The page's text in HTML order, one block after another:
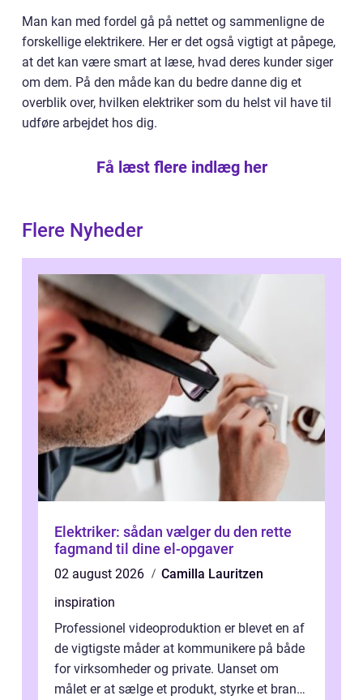
Man kan med fordel gå på nettet og sammenligne de
forskellige elektrikere. Her er det også vigtigt at påpege,
at det kan være smart at læse, hvad deres kunder siger
om dem. På den måde kan du bedre danne dig et
overblik over, hvilken elektriker som du helst vil have til
udføre arbejdet hos dig.
Få læst flere indlæg her
Flere Nyheder
Elektriker: sådan vælger du den rette
fagmand til dine el-opgaver
02 august 2026
Camilla Lauritzen
inspiration
Professionel videoproduktion er blevet en af
de vigtigste måder at kommunikere på både
for virksomheder og private. Uanset om
målet er at sælge et produkt, styrke et brand,